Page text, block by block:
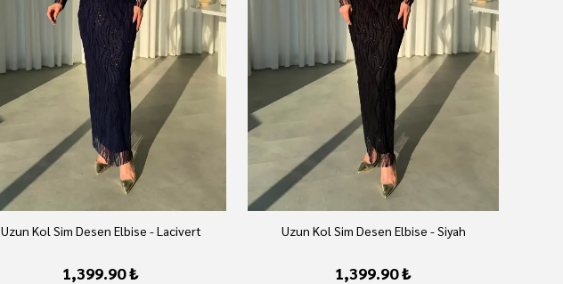
Uzun Kol Sim Desen Elbise - Lacivert
1,399.90 ₺
Uzun Kol Sim Desen Elbise - Siyah
1,399.90 ₺